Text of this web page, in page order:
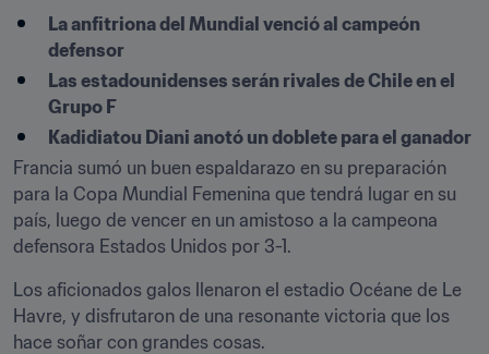
La anfitriona del Mundial venció al campeón
defensor
Las estadounidenses serán rivales de Chile en el
Grupo F
Kadidiatou Diani anotó un doblete para el ganador
Francia sumó un buen espaldarazo en su preparación
para la Copa Mundial Femenina que tendrá lugar en su
país, luego de vencer en un amistoso a la campeona
defensora Estados Unidos por 3-1.
Los aficionados galos llenaron el estadio Océane de Le
Havre, y disfrutaron de una resonante victoria que los
hace soñar con grandes cosas.